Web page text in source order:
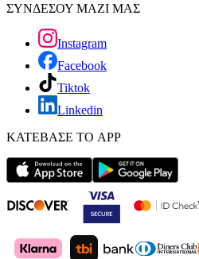
ΣΥΝΔΕΣΟΥ ΜΑΖΙ ΜΑΣ
Instagram
Facebook
Tiktok
Linkedin
ΚΑΤΕΒΑΣΕ ΤΟ APP